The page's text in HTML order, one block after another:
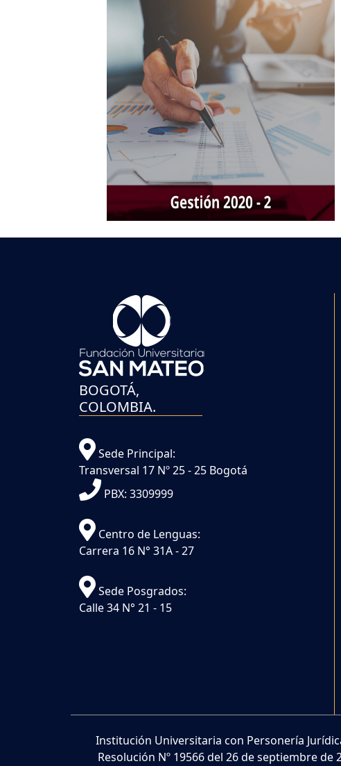
BOGOTÁ,
COLOMBIA.
Sede Principal:
Transversal 17 Nº 25 - 25 Bogotá
PBX: 3309999
Centro de Lenguas:
Carrera 16 N° 31A - 27
Sede Posgrados:
Calle 34 N° 21 - 15
Institución Universitaria con Personería
Resolución Nº 19566 del 26 de septiembre